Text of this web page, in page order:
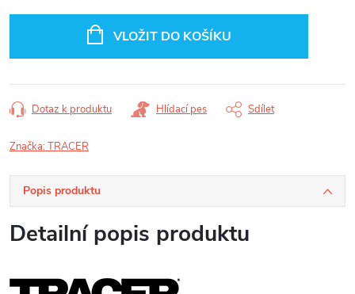
VLOŽIT DO KOŠÍKU
Dotaz k produktu Hlídací pes Sdílet
Značka:TRACER
Popis produktu
Detailní popis produktu